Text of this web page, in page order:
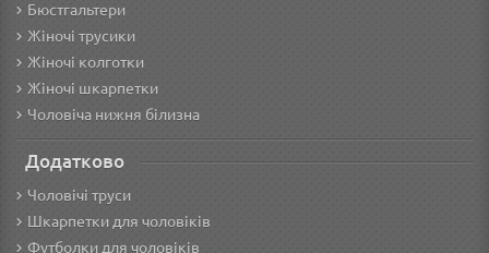
Бюстгальтери
Жіночі трусики
Жіночі колготки
Жіночі шкарпетки
Чоловіча нижня білизна
Додатково
Чоловічі труси
Шкарпетки для чоловіків
Футболки для чоловіків